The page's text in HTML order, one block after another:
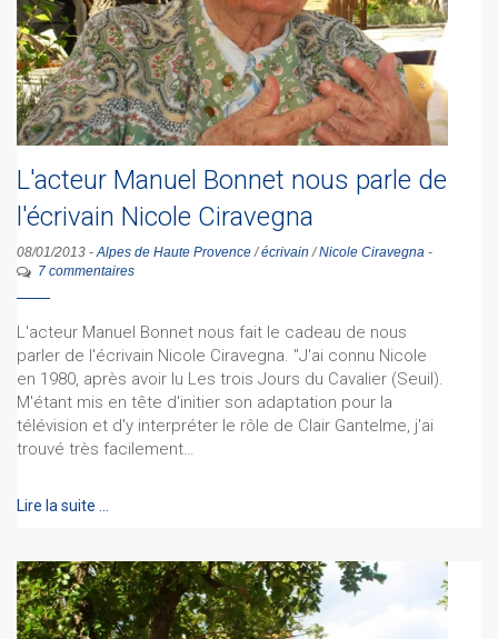
L'acteur Manuel Bonnet nous parle de
l'écrivain Nicole Ciravegna
08/01/2013 -Alpes de Haute Provence/écrivain /Nicole Ciravegna -
7 commentaires
L'acteur Manuel Bonnet nous fait le cadeau de nous
parler de l'écrivain Nicole Ciravegna. "J'ai connu Nicole
en 1980, après avoir lu Les trois Jours du Cavalier (Seuil).
M'étant mis en tête d'initier son adaptation pour la
télévision et d'y interpréter le rôle de Clair Gantelme, j'ai
trouvé très facilement…
Lire la suite …